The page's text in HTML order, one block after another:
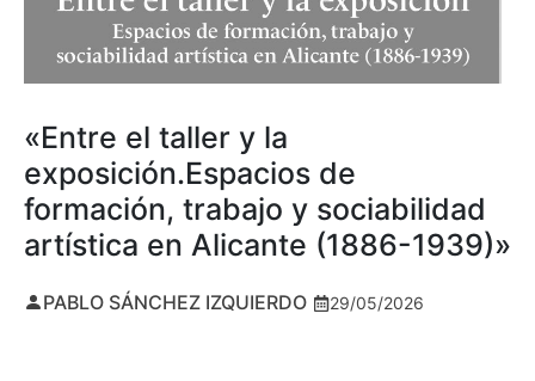
«Entre el taller y la
exposición.Espacios de
formación, trabajo y sociabilidad
artística en Alicante (1886-1939)»
PABLO SÁNCHEZ IZQUIERDO 29/05/2026